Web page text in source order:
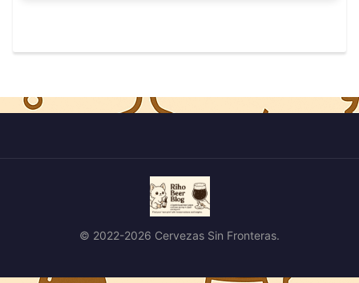
© 2022-2026 Cervezas Sin Fronteras.